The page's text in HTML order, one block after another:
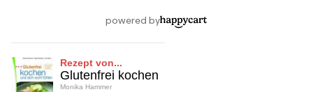
Rezept von...
Glutenfrei kochen
Monika Hammer